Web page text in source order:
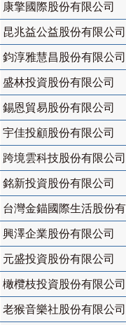
康擎國際股份有限公司
昆兆益公益股份有限公司
鈞淳雅慧昌股份有限公司
盛林投資股份有限公司
錫恩貿易股份有限公司
宇佳投顧股份有限公司
跨境雲科技股份有限公司
銘新投資股份有限公司
台灣金錨國際生活股份
興澤企業股份有限公司
元盛投資股份有限公司
橄欖枝投資股份有限公司
老猴音樂社股份有限公司